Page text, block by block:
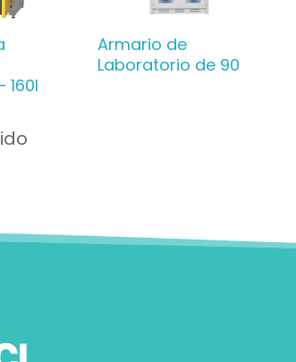
160l
Armario de
Laboratorio de 90